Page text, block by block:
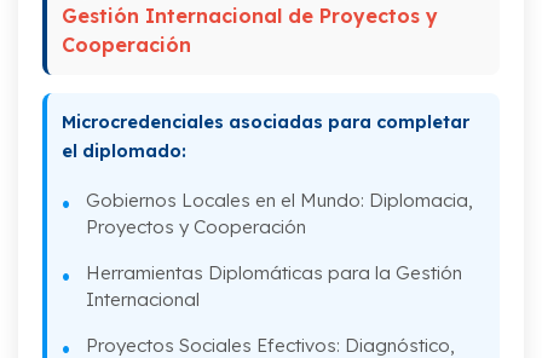
VI. Procesos de evaluación para un
proyecto de cooperación
Gestión Internacional de Proyectos y
Cooperación
Microcredenciales asociadas para completar
el diplomado:
Gobiernos Locales en el Mundo: Diplomacia,
Proyectos y Cooperación
Herramientas Diplomáticas para la Gestión
Internacional
Proyectos Sociales Efectivos: Diagnóstico,